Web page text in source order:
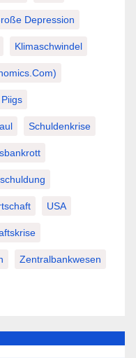
Depression
Klimaschwindel
Piigs
Schuldenkrise
USA
Zentralbankwesen